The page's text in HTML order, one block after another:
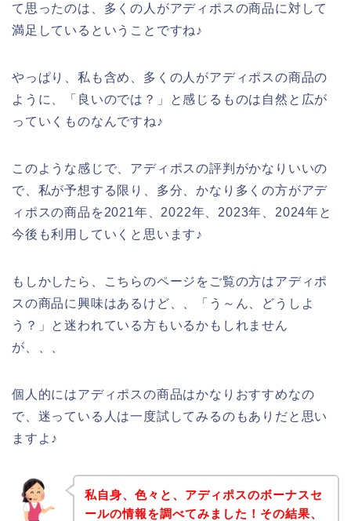
て思ったのは、多くの人がアディポスの商品に対して
満足しているということですね♪
やっぱり、私も含め、多くの人がアディポスの商品の
ように、「良いのでは？」と感じるものは自然と広が
っていくものなんですね♪
このような感じで、アディポスの評判がかなりいいの
で、私が予想する限り、多分、かなり多くの方がアデ
ィポスの商品を2021年、2022年、2023年、2024年と
今後も利用していくと思います♪
もしかしたら、こちらのページをご覧の方はアディポ
スの商品に興味はあるけど、、「う～ん、どうしよ
う？」と迷われている方もいるかもしれません
が、、、
個人的にはアディポスの商品はかなりおすすめなの
で、迷っている人は一度試してみるのもありだと思い
ますよ♪
私自身、色々と、アディポスのボーナスセ
ールの情報を調べてみました！その結果、